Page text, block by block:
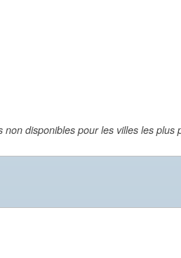
disponibles pour les villes les plus